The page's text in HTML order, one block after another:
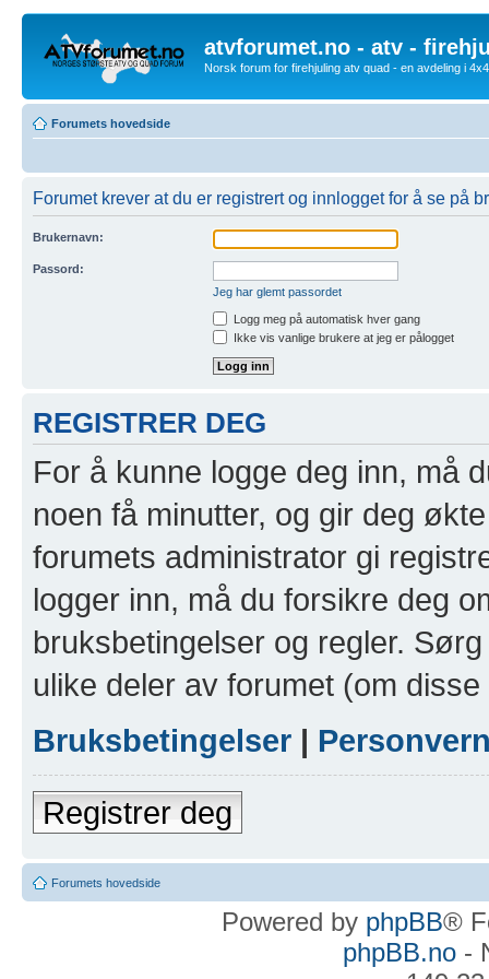
atvforumet.no - atv -
Norsk forum for firehjuling atv quad - en avdeling i
Forumets hovedside
Forumet krever at du er registrert og innlogget for å se på
Brukernavn:
Passord:
Jeg har glemt passordet
Logg meg på automatisk hver gang
Ikke vis vanlige brukere at jeg er pålogget
REGISTRER DEG
For å kunne logge deg inn, må
noen få minutter, og gir deg
forumets administrator gi
logger inn, må du forsikre deg
bruksbetingelser og regler.
ulike deler av forumet (om
Bruksbetingelser |
Registrer deg
Forumets hovedside
Powered by phpBB®
phpBB.no-